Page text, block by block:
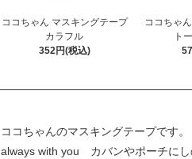
ココちゃん マスキングテープ
カラフル
352円(税込)
ココちゃ
ト
ココちゃんのマスキングテープです。
always with you カバンやポーチにし